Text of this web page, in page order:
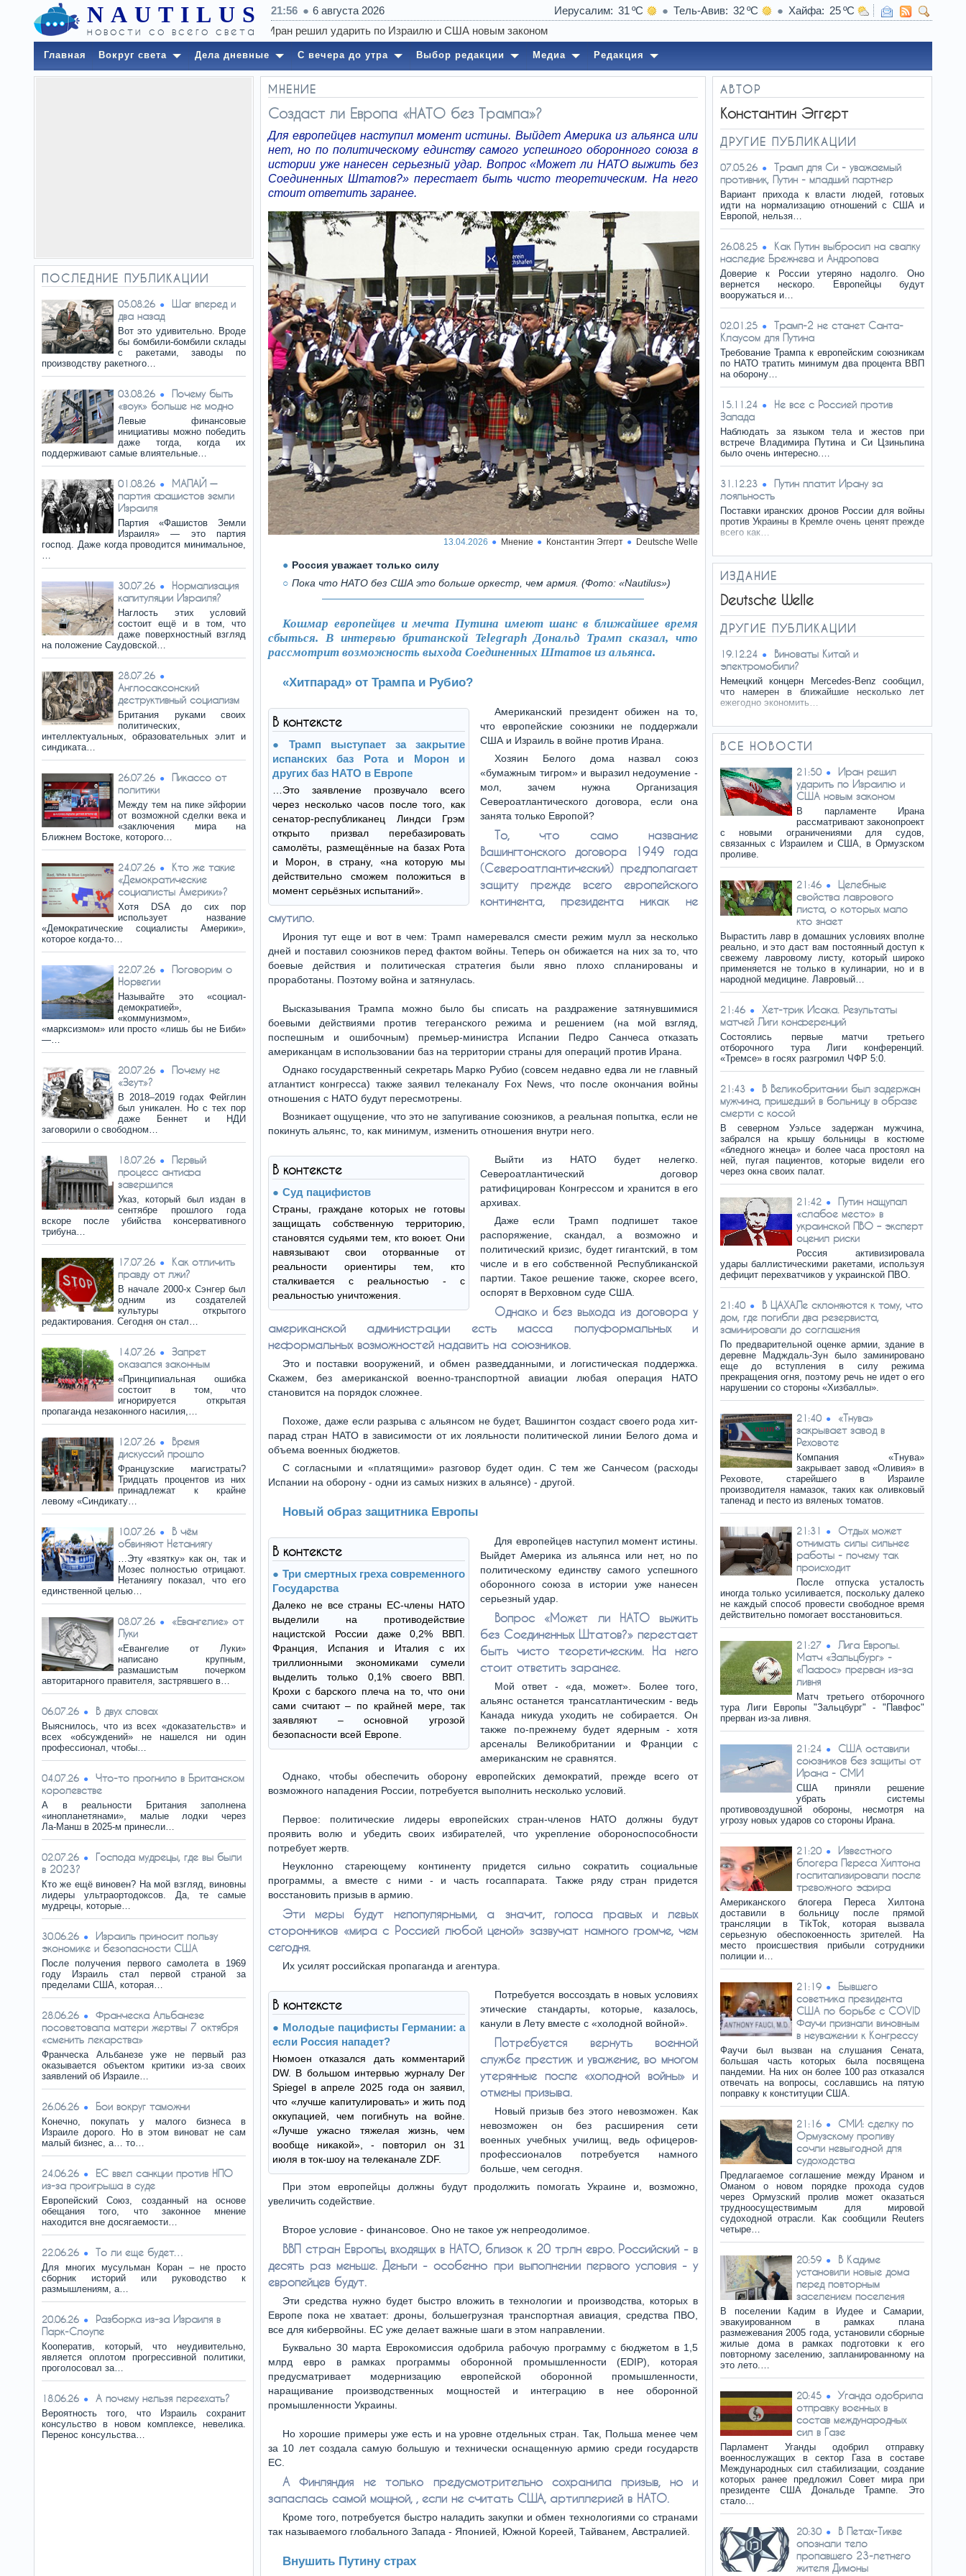
NAUTILUS
новости со всего света
21:56 6 августа 2026 Иерусалим 31 Тель-Авив 32 Хайфа
25
Главная Вокруг света Дела дневные С вечера до утра Выбор редакции Медиа Редакция
ПОСЛЕДНИЕ ПУБЛИКАЦИИ
05.08.26
Шаг вперед и
два назад
Вот это удивительно. Вроде
бы бомбили-бомбили склады
с ракетами, заводы по
производству ракетного…
03.08.26
Почему быть
«воук» больше не модно
Левые финансовые
инициативы можно победить
даже тогда, когда их
поддерживают самые влиятельные…
01.08.26
МАПАЙ —
партия фашистов земли
Израиля
Партия «Фашистов Земли
Израиля» — это партия
господ. Даже когда проводится минимальное,
…
30.07.26
Нормализация
капитуляции Израиля?
Наглость этих условий
состоит ещё и в том, что
даже поверхностный взгляд
на положение Саудовской…
28.07.26
Англосаксонский
деструктивный социализм
Британия руками своих
политических,
интеллектуальных, образовательных элит и
синдиката…
26.07.26
Пикассо от
политики
Между тем на пике эйфории
от возможной сделки века и
«заключения мира на
Ближнем Востоке, которого…
24.07.26
Кто же такие
«Демократические
социалисты Америки»?
Хотя DSA до сих пор
использует название
«Демократические социалисты Америки»,
которое когда-то…
22.07.26
Поговорим о
Норвегии
Называйте это «социал-
демократией»,
«коммунизмом»,
«марксизмом» или просто «лишь бы не Биби»
—…
20.07.26
Почему не
«Зеут»?
В 2018–2019 годах Фейглин
был уникален. Но с тех пор
даже Беннет и НДИ
заговорили о свободном…
18.07.26
Первый
процесс антифа
завершился
Указ, который был издан в
сентябре прошлого года
вскоре после убийства консервативного
трибуна…
17.07.26
Как отличить
правду от лжи?
В начале 2000-х Сэнгер был
одним из создателей
культуры открытого
редактирования. Сегодня он стал…
14.07.26
Запрет
оказался законным
«Принципиальная ошибка
состоит в том, что
игнорируется открытая
пропаганда незаконного насилия,…
12.07.26
Время
дискуссий прошло
Французские магистраты?
Тридцать процентов из них
принадлежат к крайне
левому «Синдикату…
10.07.26
В чём
обвиняют Нетаниягу
…Эту «взятку» как он, так и
Мозес полностью отрицают.
Нетаниягу показал, что его
единственной целью…
08.07.26
«Евангелие» от
Луки
«Евангелие от Луки»
написано крупным,
размашистым почерком
авторитарного правителя, застрявшего в…
06.07.26 В двух словах
Выяснилось, что из всех «доказательств» и
всех «обсуждений» не нашелся ни один
профессионал, чтобы…
04.07.26
Что-то прогнило в Британском
королевстве
А в реальности Британия заполнена
«инопланетянами», малые лодки через
Ла‑Манш в 2025‑м принесли…
02.07.26
Господа мудрецы, где вы были
в 2023?
Кто же ещё виновен? На мой взгляд, виновны
лидеры ультраортодоксов. Да, те самые
мудрецы, которые…
30.06.26
Израиль приносит пользу
экономике и безопасности США
После получения первого самолета в 1969
году Израиль стал первой страной за
пределами США, которая…
28.06.26
Франческа Альбанезе
посоветовала матери жертвы 7 октября
«сменить лекарства»
Франческа Альбанезе уже не первый раз
оказывается объектом критики из-за своих
заявлений об Израиле…
26.06.26 Бои вокруг таможни
Конечно, покупать у малого бизнеса в
Израиле дорого. Но в этом виноват не сам
малый бизнес, а… то…
24.06.26
ЕС ввел санкции против НПО
из-за проигрыша в суде
Европейский Союз, созданный на основе
обещания того, что законное мнение
находится вне досягаемости…
22.06.26 То ли еще будет…
Для многих мусульман Коран – не просто
сборник историй или руководство к
размышлениям, а…
20.06.26
Разборка из-за Израиля в
Парк-Слоупе
Кооператив, который, что неудивительно,
является оплотом прогрессивной политики,
проголосовал за…
18.06.26 А почему нельзя переехать?
Вероятность того, что Израиль сохранит
консульство в новом комплексе, невелика.
Перенос консульства…
МНЕНИЕ
Создаст ли Европа «НАТО без Трампа»?
Для европейцев наступил момент истины. Выйдет Америка из альянса или
нет, но по политическому единству самого успешного оборонного союза в
истории уже нанесен серьезный удар. Вопрос «Может ли НАТО выжить без
Соединенных Штатов?» перестает быть чисто теоретическим. На него
стоит ответить заранее.
13.04.2026 Мнение Константин Эггерт Deutsche Welle
Россия уважает только силу
Пока что НАТО без США это больше оркестр, чем армия. (Фото: «Nautilus»)
Кошмар европейцев и мечта Путина имеют шанс в ближайшее время
сбыться. В интервью британской Telegraph Дональд Трамп сказал, что
рассмотрит возможность выхода Соединенных Штатов из альянса.
«Хитпарад» от Трампа и Рубио?
В контексте
Трамп выступает за закрытие
испанских баз Рота и Морон и
других баз НАТО в Европе
…Это заявление прозвучало всего
через несколько часов после того, как
сенатор-республиканец Линдси Грэм
открыто призвал перебазировать
самолёты, размещённые на базах Рота
и Морон, в страну, «на которую мы
действительно сможем положиться в
момент серьёзных испытаний».
Американский президент обижен на то,
что европейские союзники не поддержали
США и Израиль в войне против Ирана.
Хозяин Белого дома назвал союз
«бумажным тигром» и выразил недоумение -
мол, зачем нужна Организация
Североатлантического договора, если она
занята только Европой?
То, что само название
Вашингтонского договора 1949 года
(Североатлантический) предполагает
защиту прежде всего европейского
континента, президента никак не
смутило.
Ирония тут еще и вот в чем: Трамп намеревался смести режим мулл за несколько
дней и поставил союзников перед фактом войны. Теперь он обижается на них за то, что
боевые действия и политическая стратегия были явно плохо спланированы и
проработаны. Поэтому война и затянулась.
Высказывания Трампа можно было бы списать на раздражение затянувшимися
боевыми действиями против тегеранского режима и решением (на мой взгляд,
поспешным и ошибочным) премьер-министра Испании Педро Санчеса отказать
американцам в использовании баз на территории страны для операций против Ирана.
Однако государственный секретарь Марко Рубио (совсем недавно едва ли не главный
атлантист конгресса) также заявил телеканалу Fox News, что после окончания войны
отношения с НАТО будут пересмотрены.
Возникает ощущение, что это не запугивание союзников, а реальная попытка, если не
покинуть альянс, то, как минимум, изменить отношения внутри него.
В контексте
Суд пацифистов
Страны, граждане которых не готовы
защищать собственную территорию,
становятся судьями тем, кто воюет. Они
навязывают свои оторванные от
реальности ориентиры тем, кто
сталкивается с реальностью - с
реальностью уничтожения.
Выйти из НАТО будет нелегко.
Североатлантический договор
ратифицирован Конгрессом и хранится в его
архивах.
Даже если Трамп подпишет такое
распоряжение, скандал, а возможно и
политический кризис, будет гигантский, в том
числе и в его собственной Республиканской
партии. Такое решение также, скорее всего,
оспорят в Верховном суде США.
Однако и без выхода из договора у
американской администрации есть масса полуформальных и
неформальных возможностей надавить на союзников.
Это и поставки вооружений, и обмен разведданными, и логистическая поддержка.
Скажем, без американской военно-транспортной авиации любая операция НАТО
становится на порядок сложнее.
Похоже, даже если разрыва с альянсом не будет, Вашингтон создаст своего рода хит-
парад стран НАТО в зависимости от их лояльности политической линии Белого дома и
объема военных бюджетов.
С согласными и «платящими» разговор будет один. С тем же Санчесом (расходы
Испании на оборону - одни из самых низких в альянсе) - другой.
Новый образ защитника Европы
В контексте
Три смертных греха современного
Государства
Далеко не все страны ЕС-члены НАТО
выделили на противодействие
нацистской России даже 0,2% ВВП.
Франция, Испания и Италия с их
триллионными экономиками сумели
выделить только 0,1% своего ВВП.
Крохи с барского плеча на то, что они
сами считают – по крайней мере, так
заявляют – основной угрозой
безопасности всей Европе.
Для европейцев наступил момент истины.
Выйдет Америка из альянса или нет, но по
политическому единству самого успешного
оборонного союза в истории уже нанесен
серьезный удар.
Вопрос «Может ли НАТО выжить
без Соединенных Штатов?» перестает
быть чисто теоретическим. На него
стоит ответить заранее.
Мой ответ - «да, может». Более того,
альянс останется трансатлантическим - ведь
Канада никуда уходить не собирается. Он
также по-прежнему будет ядерным - хотя
арсеналы Великобритании и Франции с
американским не сравнятся.
Однако, чтобы обеспечить оборону европейских демократий, прежде всего от
возможного нападения России, потребуется выполнить несколько условий.
Первое: политические лидеры европейских стран-членов НАТО должны будут
проявить волю и убедить своих избирателей, что укрепление обороноспособности
потребует жертв.
Неуклонно стареющему континенту придется сильно сократить социальные
программы, а вместе с ними - и часть госаппарата. Также ряду стран придется
восстановить призыв в армию.
Эти меры будут непопулярными, а значит, голоса правых и левых
сторонников «мира с Россией любой ценой» зазвучат намного громче, чем
сегодня.
Их усилят российская пропаганда и агентура.
В контексте
Молодые пацифисты Германии: а
если Россия нападет?
Нюмоен отказался дать комментарий
DW. В большом интервью журналу Der
Spiegel в апреле 2025 года он заявил,
что «лучше капитулировать» и жить под
оккупацией, чем погибнуть на войне.
«Лучше ужасно тяжелая жизнь, чем
вообще никакой», - повторил он 31
июля в ток-шоу на телеканале ZDF.
Потребуется воссоздать в новых условиях
этические стандарты, которые, казалось,
канули в Лету вместе с «холодной войной».
Потребуется вернуть военной
службе престиж и уважение, во многом
утерянные после «холодной войны» и
отмены призыва.
Новый призыв без этого невозможен. Как
невозможен он без расширения сети
военных учебных училищ, ведь офицеров-
профессионалов потребуется намного
больше, чем сегодня.
При этом европейцы должны будут продолжить помогать Украине и, возможно,
увеличить содействие.
Второе условие - финансовое. Оно не такое уж непреодолимое.
ВВП стран Европы, входящих в НАТО, близок к 20 трлн евро. Российский - в
десять раз меньше. Деньги - особенно при выполнении первого условия - у
европейцев будут.
Эти средства нужно будет быстро вложить в технологии и производства, которых в
Европе пока не хватает: дроны, большегрузная транспортная авиация, средства ПВО,
все для кибервойны. ЕС уже делает важные шаги в этом направлении.
Буквально 30 марта Еврокомиссия одобрила рабочую программу с бюджетом в 1,5
млрд евро в рамках программы оборонной промышленности (EDIP), которая
предусматривает модернизацию европейской оборонной промышленности,
наращивание производственных мощностей и интеграцию в нее оборонной
промышленности Украины.
Но хорошие примеры уже есть и на уровне отдельных стран. Так, Польша менее чем
за 10 лет создала самую большую и технически оснащенную армию среди государств
ЕС.
А Финляндия не только предусмотрительно сохранила призыв, но и
запаслась самой мощной, , если не считать США, артиллерией в НАТО.
Кроме того, потребуется быстро наладить закупки и обмен технологиями со странами
так называемого глобального Запада - Японией, Южной Кореей, Тайванем, Австралией.
Внушить Путину страх
АВТОР
Константин Эггерт
ДРУГИЕ ПУБЛИКАЦИИ
07.05.26
Трамп для Си - уважаемый
противник, Путин - младший партнер
Вариант прихода к власти людей, готовых
идти на нормализацию отношений с США и
Европой, нельзя…
26.08.25
Как Путин выбросил на свалку
наследие Брежнева и Андропова
Доверие к России утеряно надолго. Оно
вернется нескоро. Европейцы будут
вооружаться и…
02.01.25
Трамп-2 не станет Санта-
Клаусом для Путина
Требование Трампа к европейским союзникам
по НАТО тратить минимум два процента ВВП
на оборону…
15.11.24
Не все с Россией против
Запада
Наблюдать за языком тела и жестов при
встрече Владимира Путина и Си Цзиньпина
было очень интересно.…
31.12.23
Путин платит Ирану за
лояльность
Поставки иранских дронов России для войны
против Украины в Кремле очень ценят прежде
всего как…
ИЗДАНИЕ
Deutsche Welle
ДРУГИЕ ПУБЛИКАЦИИ
19.12.24
Виноваты Китай и
электромобили?
Немецкий концерн Mercedes-Benz сообщил,
что намерен в ближайшие несколько лет
ежегодно экономить…
ВСЕ НОВОСТИ
21:50
Иран решил
ударить по Израилю и
США новым законом
В парламенте Ирана
рассматривают законопроект
с новыми ограничениями для судов,
связанных с Израилем и США, в Ормузском
проливе.
21:46
Целебные
свойства лаврового
листа, о которых мало
кто знает
Вырастить лавр в домашних условиях вполне
реально, и это даст вам постоянный доступ к
свежему лавровому листу, который широко
применяется не только в кулинарии, но и в
народной медицине. Лавровый…
21:46
Хет-трик Исака. Результаты
матчей Лиги конференций
Состоялись первые матчи третьего
отборочного тура Лиги конференций.
«Тремсе» в госях разгромил ЧФР 5:0.
21:43
В Великобритании был задержан
мужчина, пришедший в больницу в образе
смерти с косой
В северном Уэльсе задержан мужчина,
забрался на крышу больницы в костюме
«бледного жнеца» и более часа простоял на
ней, пугая пациентов, которые видели его
через окна своих палат.
21:42
Путин нащупал
«слабое место» в
украинской ПВО – эксперт
оценил риски
Россия активизировала
удары баллистическими ракетами, используя
дефицит перехватчиков у украинской ПВО.
21:40
В ЦАХАЛе склоняются к тому, что
дом, где погибли два резервиста,
заминировали до соглашения
По предварительной оценке армии, здание в
деревне Мадждаль-Зун было заминировано
еще до вступления в силу режима
прекращения огня, поэтому речь не идет о его
нарушении со стороны «Хизбаллы».
21:40
«Тнува»
закрывает завод в
Реховоте
Компания «Тнува»
закрывает завод «Оливия» в
Реховоте, старейшего в Израиле
производителя намазок, таких как оливковый
тапенад и песто из вяленых томатов.
21:31
Отдых может
отнимать силы сильнее
работы - почему так
происходит
После отпуска усталость
иногда только усиливается, поскольку далеко
не каждый способ провести свободное время
действительно помогает восстановиться.
21:27
Лига Европы.
Матч «Зальцбург» -
«Пафос» прерван из-за
ливня
Матч третьего отборочного
тура Лиги Европы "Зальцбург" - "Павфос"
прерван из-за ливня.
21:24
США оставили
союзников без защиты от
Ирана - СМИ
США приняли решение
убрать системы
противовоздушной обороны, несмотря на
угрозу новых ударов со стороны Ирана.
21:20
Известного
блогера Переса Хилтона
госпитализировали после
тревожного эфира
Американского блогера Переса Хилтона
доставили в больницу после прямой
трансляции в TikTok, которая вызвала
серьезную обеспокоенность зрителей. На
место происшествия прибыли сотрудники
полиции и…
21:19
Бывшего
советника президента
США по борьбе с COVID
Фаучи признали виновным
в неуважении к Конгрессу
Фаучи был вызван на слушания Сената,
большая часть которых была посвящена
пандемии. На них он более 100 раз отказался
отвечать на вопросы, сославшись на пятую
поправку к конституции США.
21:16
СМИ: сделку по
Ормузскому проливу
сочли невыгодной для
судоходства
Предлагаемое соглашение между Ираном и
Оманом о новом порядке прохода судов
через Ормузский пролив может оказаться
трудноосуществимым для мировой
судоходной отрасли. Как сообщили Reuters
четыре…
20:59
В Кадиме
установили новые дома
перед повторным
заселением поселения
В поселении Кадим в Иудее и Самарии,
эвакуированном в рамках плана
размежевания 2005 года, установили сборные
жилые дома в рамках подготовки к его
повторному заселению, запланированному на
это лето.…
20:45
Уганда одобрила
отправку военных в
состав международных
сил в Газе
Парламент Уганды одобрил отправку
военнослужащих в сектор Газа в составе
Международных сил стабилизации, создание
которых ранее предложил Совет мира при
президенте США Дональде Трампе. Это
стало…
20:30
В Петах-Тикве
опознали тело
пропавшего 23-летнего
жителя Димоны